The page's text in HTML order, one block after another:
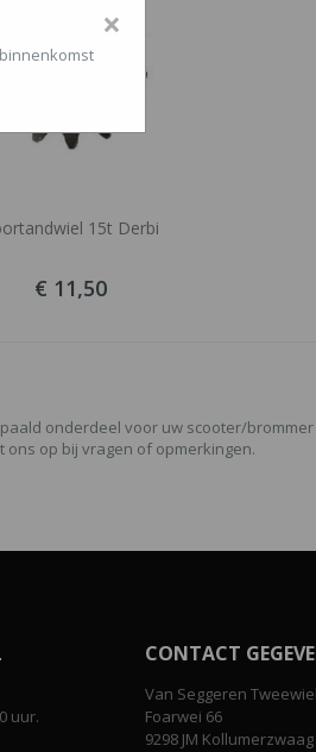
15t Derbi
€ 11,50
onderdeel voor uw scooter/
ons op bij vragen of opmerkingen.
uur.
CONTACT
Van Seggeren
Foarwei 66
9298 JM Kollumerzwaag
×